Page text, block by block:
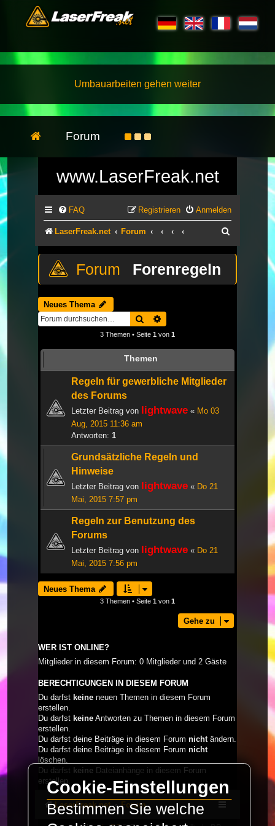
Umbauarbeiten gehen weiter
Forum
www.LaserFreak.net
FAQ Anmelden
Registrieren
LaserFreak.net Forum
Forenregeln
Neues Thema
Suche
3 Themen • Seite 1 von 1
Themen
Regeln für gewerbliche Mitglieder
des Forums
Letzter Beitrag von lightwave « Mo 03
Aug, 2015 11:36 am
Antworten: 1
Grundsätzliche Regeln und
Hinweise
Letzter Beitrag von lightwave « Do 21
Mai, 2015 7:57 pm
Regeln zur Benutzung des
Forums
Letzter Beitrag von lightwave « Do 21
Mai, 2015 7:56 pm
Neues Thema
3 Themen • Seite 1 von 1
Gehe zu
WER IST ONLINE?
Mitglieder in diesem Forum: 0 Mitglieder und 2 Gäste
BERECHTIGUNGEN IN DIESEM FORUM
Du darfst keine neuen Themen in diesem Forum
erstellen.
Du darfst keine Antworten zu Themen in diesem Forum
erstellen.
Du darfst deine Beiträge in diesem Forum nicht ändern.
Du darfst deine Beiträge in diesem Forum nicht
löschen.
Du darfst keine Dateianhänge in diesem Forum
erstellen.
LaserFreak.net Forum
Cookie-Einstellungen
Bestimmen Sie welche